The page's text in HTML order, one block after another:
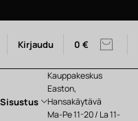
Kirjaudu 0 €
Sisustus
Kauppakeskus
Easton,
Hansakäytävä
Ma-Pe 11-20 / La 11-